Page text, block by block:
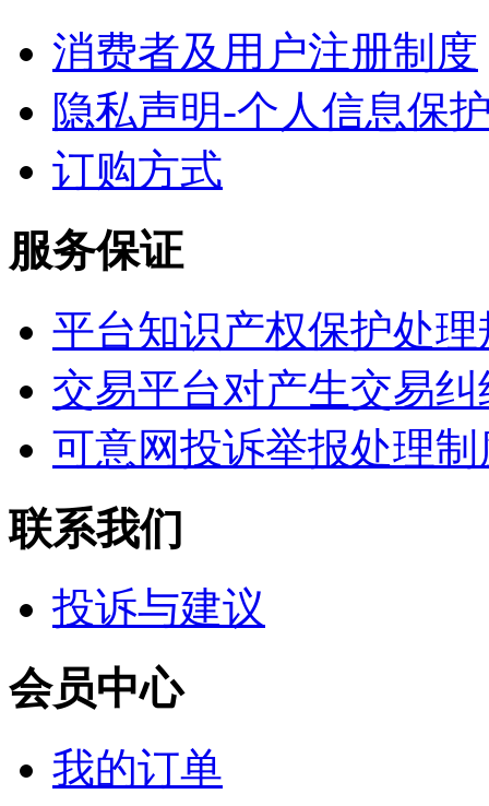
消费者及用户注册制度
隐私声明-个人信息保
订购方式
服务保证
平台知识产权保护处理
交易平台对产生交易
可意网投诉举报处理制
联系我们
投诉与建议
会员中心
我的订单